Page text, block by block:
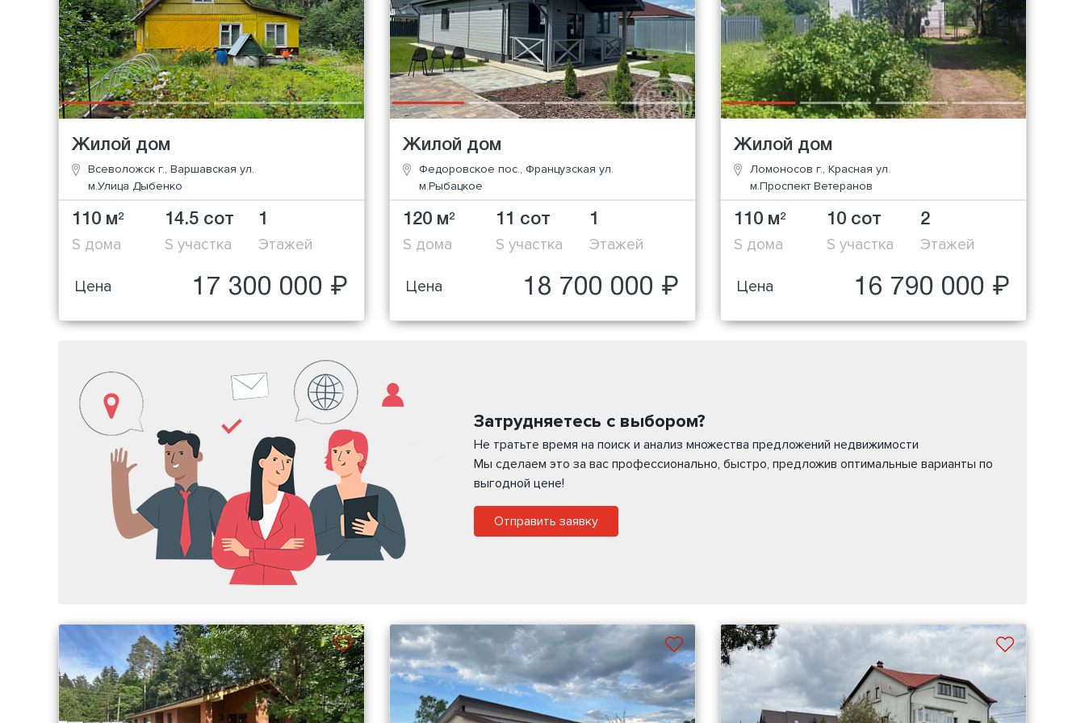
Жилой дом
Всеволожск г., Варшавская ул.
м.Улица Дыбенко
110 м2
S дома
14.5 сот
S участка
1
Этажей
Цена 17 300 000 ₽
Жилой дом
Федоровское пос., Французская ул.
м.Рыбацкое
120 м2
S дома
11 сот
S участка
1
Этажей
Цена 18 700 000 ₽
Жилой дом
Ломоносов г., Красная ул.
м.Проспект Ветеранов
110 м2
S дома
10 сот
S участка
2
Этажей
Цена 16 790 000 ₽
Затрудняетесь с выбором?
Не тратьте время на поиск и анализ множества предложений недвижимости
Мы сделаем это за вас профессионально, быстро, предложив оптимальные варианты по
выгодной цене!
Отправить заявку